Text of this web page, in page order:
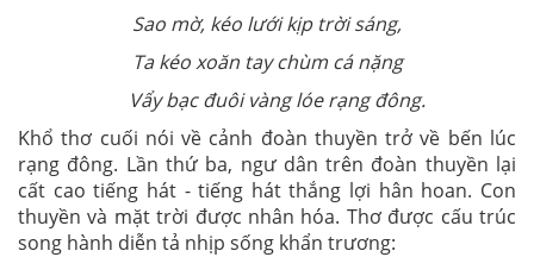
Sao mờ, kéo lưới kịp trời sáng,
Ta kéo xoăn tay chùm cá nặng
Vẩy bạc đuôi vàng lóe rạng đông.
Khổ thơ cuối nói về cảnh đoàn thuyền trở về bến lúc
rạng đông. Lần thứ ba, ngư dân trên đoàn thuyền lại
cất cao tiếng hát - tiếng hát thắng lợi hân hoan. Con
thuyền và mặt trời được nhân hóa. Thơ được cấu trúc
song hành diễn tả nhịp sống khẩn trương: